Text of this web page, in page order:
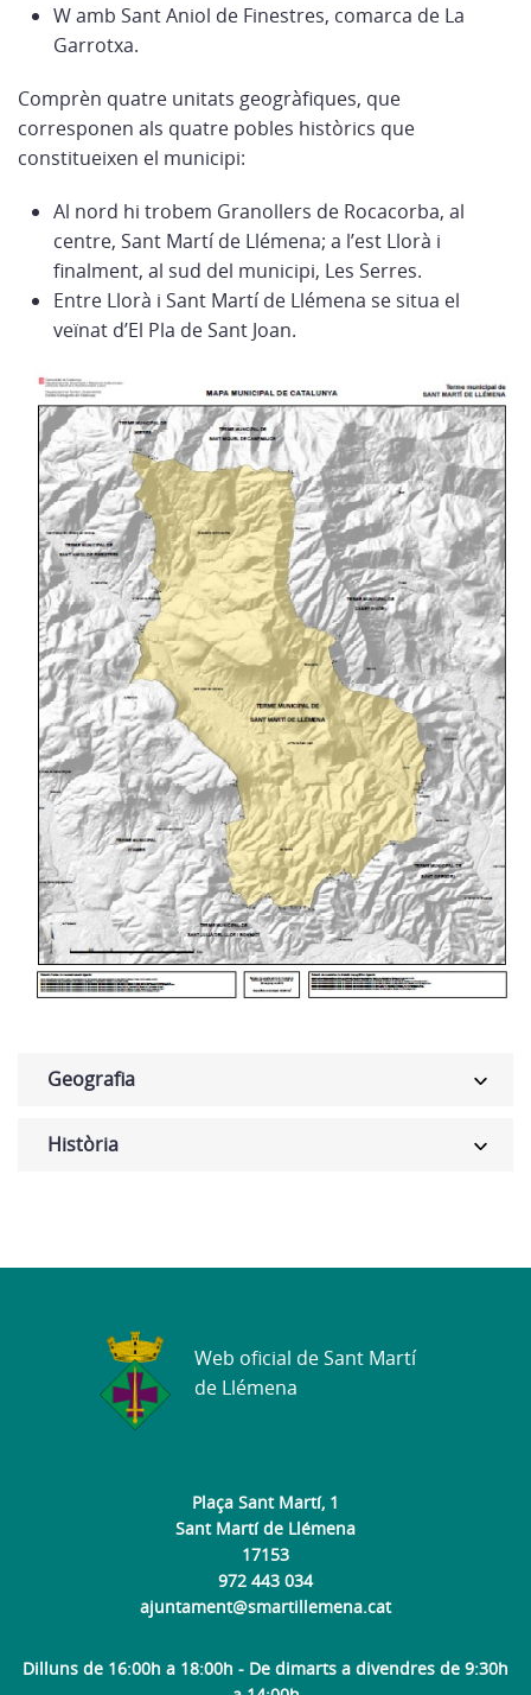
W amb Sant Aniol de Finestres, comarca de La
Garrotxa.
Comprèn quatre unitats geogràfiques, que
corresponen als quatre pobles històrics que
constitueixen el municipi:
Al nord hi trobem Granollers de Rocacorba, al
centre, Sant Martí de Llémena; a l’est Llorà i
finalment, al sud del municipi, Les Serres.
Entre Llorà i Sant Martí de Llémena se situa el
veïnat d’El Pla de Sant Joan.
Geografia
Història
Plaça Sant Martí, 1
Sant Martí de Llémena
17153
972 443 034
ajuntament@smartillemena.cat
Dilluns de 16:00h a 18:00h - De dimarts a divendres de 9:30h
Web oficial de Sant Martí
de Llémena